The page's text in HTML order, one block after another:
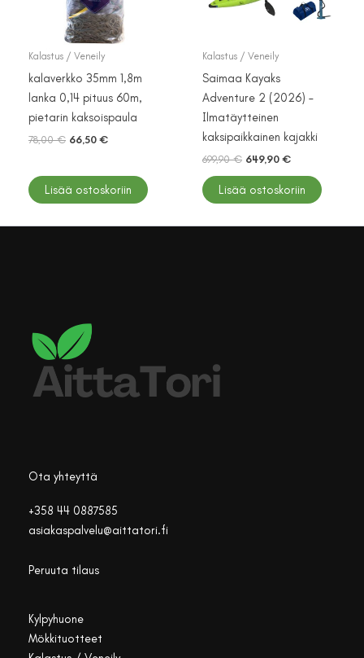
Kalastus / Veneily
kalaverkko 35mm 1,8m
lanka 0,14 pituus 60m,
pietarin kaksoispaula
78,00€ Alkuperäinen
66,50 €Nykyinen
66,50 €.
Lisää ostoskoriin
Kalastus / Veneily
Saimaa Kayaks
Adventure 2 (2026) –
Ilmatäytteinen
kaksipaikkainen kajakki
699,90€ Alkuperäinen
oli:
649,90 €Nykyinen
on:
649,90 €.
Lisää ostoskoriin
Ota yhteyttä
+358 44 0887585
asiakaspalvelu@aittatori.fi
Peruuta tilaus
Kylpyhuone
Mökkituotteet